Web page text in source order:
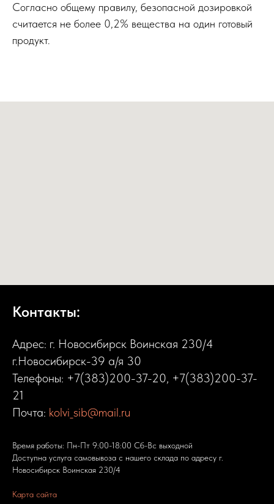
Согласно общему правилу, безопасной дозировкой
считается не более 0,2% вещества на один готовый
продукт.
Контакты:
Адрес: г. Новосибирск Воинская 230/4
г.Новосибирск-39 а/я 30
Телефоны: +7(383)200-37-20, +7(383)200-37-
21
Почта: kolvi_sib@mail.ru
Время работы: Пн-Пт 9:00-18:00 Сб-Вс выходной
Доступна услуга самовывоза с нашего склада по адресу г.
Новосибирск Воинская 230/4
Карта сайта